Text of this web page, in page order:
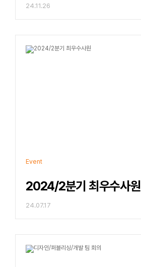
24.11.26
Event
2024/2분기 최우수사원
24.07.17